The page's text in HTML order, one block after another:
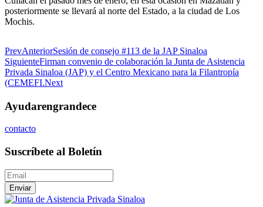
posteriormente se llevará al norte del Estado, a la ciudad de Los
Mochis.
PrevAnteriorSesión de consejo #113 de la JAP Sinaloa
SiguienteFirman convenio de colaboración la Junta de Asistencia
Privada Sinaloa (JAP) y el Centro Mexicano para la Filantropía
(CEMEFI.Next
Ayudarengrandece
contacto
Suscríbete al Boletín
Enviar